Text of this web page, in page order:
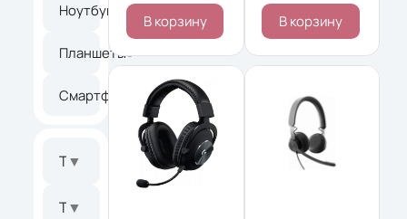
Ноутбуки 71
Планшеты9
Смартфоны
Тип товара
▼
Тип оборудования
▼
В корзину В корзину